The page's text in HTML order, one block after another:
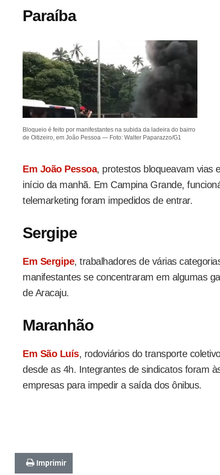
Paraíba
Bloqueio é feito por manifestantes na subida da ladeira do bairro
de Oitizeiro, em João Pessoa — Foto: Walter Paparazzo/G1
Em João Pessoa, protestos bloqueavam vias
início da manhã. Em Campina Grande,
telemarketing foram impedidos de entrar.
Sergipe
Em Sergipe, trabalhadores de várias
manifestantes se concentraram em algumas
de Aracaju.
Maranhão
Em São Luís, rodoviários do transporte
desde as 4h. Integrantes de sindicatos foram
empresas para impedir a saída dos ônibus.
Imprimir